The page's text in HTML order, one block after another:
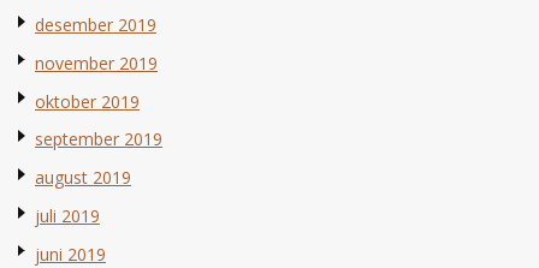
desember 2019
november 2019
oktober 2019
september 2019
august 2019
juli 2019
juni 2019